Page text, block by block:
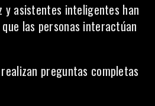
y asistentes inteligentes han
las personas interactúan
preguntas completas